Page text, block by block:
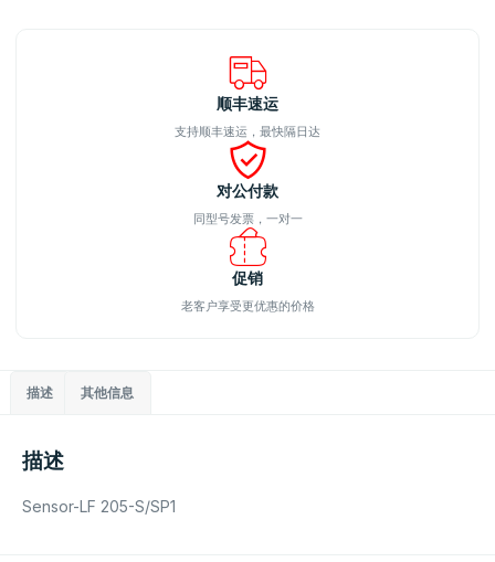
顺丰速运
支持顺丰速运，最快隔日达
对公付款
同型号发票，一对一
促销
老客户享受更优惠的价格
描述 其他信息
描述
Sensor-LF 205-S/SP1